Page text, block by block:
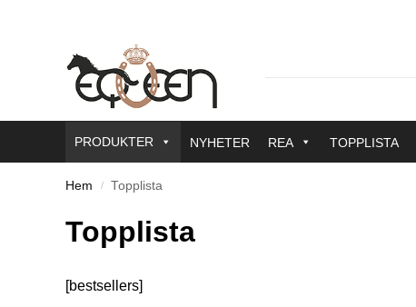
PRODUKTER NYHETER REA TOPPLISTA
Hem / Topplista
Topplista
[bestsellers]